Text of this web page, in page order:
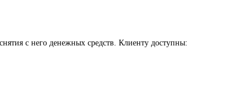
с него денежных средств. Клиенту доступны: